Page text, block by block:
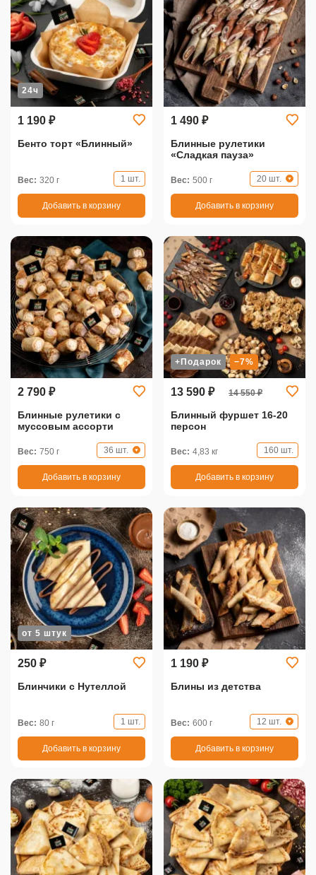
24ч
1 190 ₽
Бенто торт «Блинный»
Вес: 320 г 1 шт.
Добавить в корзину
1 490 ₽
Блинные рулетики
«Сладкая пауза»
Вес: 500 г 20 шт.
Добавить в корзину
2 790 ₽
Блинные рулетики с
муссовым ассорти
Вес: 750 г 36 шт.
Добавить в корзину
+Подарок −7%
13 590 ₽ 14 550 ₽
Блинный фуршет 16-20
персон
Вес: 4,83 кг 160 шт.
Добавить в корзину
от 5 штук
250 ₽
Блинчики с Нутеллой
Вес: 80 г 1 шт.
Добавить в корзину
1 190 ₽
Блины из детства
Вес: 600 г 12 шт.
Добавить в корзину